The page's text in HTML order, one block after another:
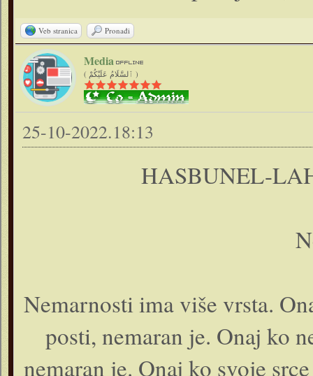
Veb stranica Pronađi
Media
( ٱلسَّلَامُ عَلَيْكُمْ )
25-10-2022.18:13
HASBUNEL-
Nemarnosti ima više vrsta.
posti, nemaran je. Onaj ko
nemaran je. Onaj ko svoje